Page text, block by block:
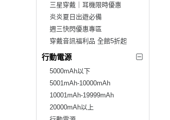
三星穿戴｜耳機限時優惠
炎炎夏日出遊必備
週三快閃優惠專區
穿戴音訊福利品 全館5折起
行動電源
5000mAh以下
5001mAh-10000mAh
10001mAh-19999mAh
20000mAh以上